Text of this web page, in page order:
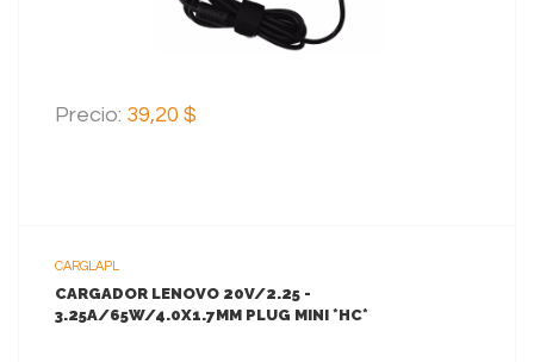
Precio: 39,20 $
CARGLAPL
CARGADOR LENOVO 20V/2.25 -
3.25A/65W/4.0X1.7MM PLUG MINI *HC*